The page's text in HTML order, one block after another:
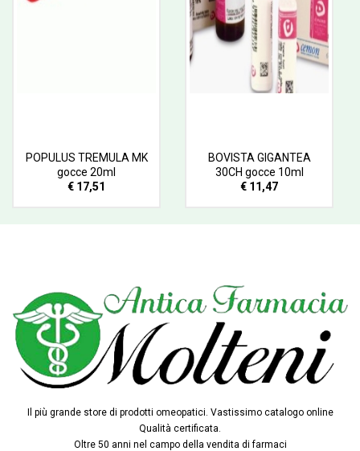
POPULUS TREMULA MK
gocce 20ml
€ 17,51
BOVISTA GIGANTEA
30CH gocce 10ml
€ 11,47
Il più grande store di prodotti omeopatici. Vastissimo catalogo online
Qualità certificata.
Oltre 50 anni nel campo della vendita di farmaci